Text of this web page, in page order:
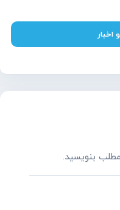
اخبار
بنویسید.